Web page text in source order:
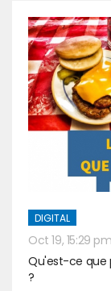
DIGITAL
Oct 19, 15:29 pm
Qu'est-ce que
?